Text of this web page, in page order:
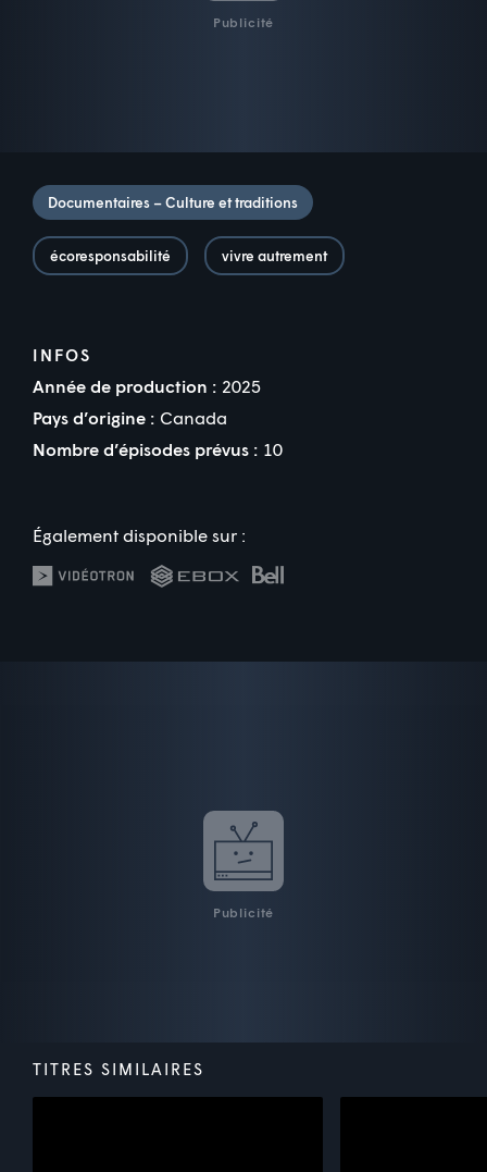
Publicité
Documentaires – Culture et traditions
écoresponsabilité vivre autrement
INFOS
Année de production : 2025
Pays d’origine : Canada
Nombre d’épisodes prévus : 10
Également disponible sur :
Publicité
TITRES SIMILAIRES